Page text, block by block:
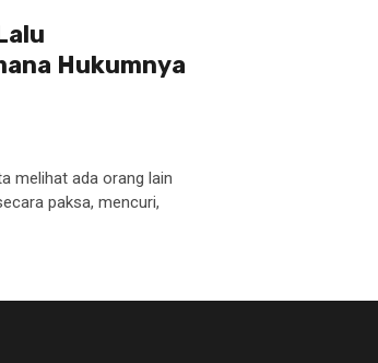
Hukumnya
melihat ada orang lain
paksa, mencuri,